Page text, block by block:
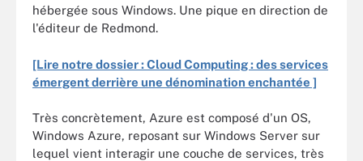
hébergée sous Windows. Une pique en direction de
l'éditeur de Redmond.
[Lire notre dossier : Cloud Computing : des services
émergent derrière une dénomination enchantée ]
Très concrètement, Azure est composé d'un OS,
Windows Azure, reposant sur Windows Server sur
lequel vient interagir une couche de services, très